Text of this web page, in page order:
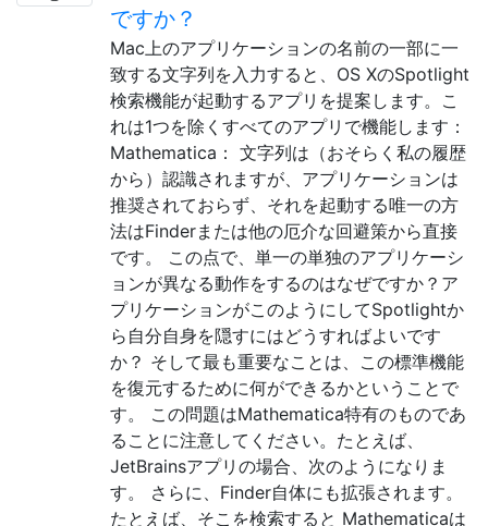
ですか？
Mac上のアプリケーションの名前の一部に一
致する文字列を入力すると、OS XのSpotlight
検索機能が起動するアプリを提案します。こ
れは1つを除くすべてのアプリで機能します：
Mathematica： 文字列は（おそらく私の履歴
から）認識されますが、アプリケーションは
推奨されておらず、それを起動する唯一の方
法はFinderまたは他の厄介な回避策から直接
です。 この点で、単一の単独のアプリケーシ
ョンが異なる動作をするのはなぜですか？ア
プリケーションがこのようにしてSpotlightか
ら自分自身を隠すにはどうすればよいです
か？ そして最も重要なことは、この標準機能
を復元するために何ができるかということで
す。 この問題はMathematica特有のものであ
ることに注意してください。たとえば、
JetBrainsアプリの場合、次のようになりま
す。 さらに、Finder自体にも拡張されます。
たとえば、そこを検索すると Mathematicaは